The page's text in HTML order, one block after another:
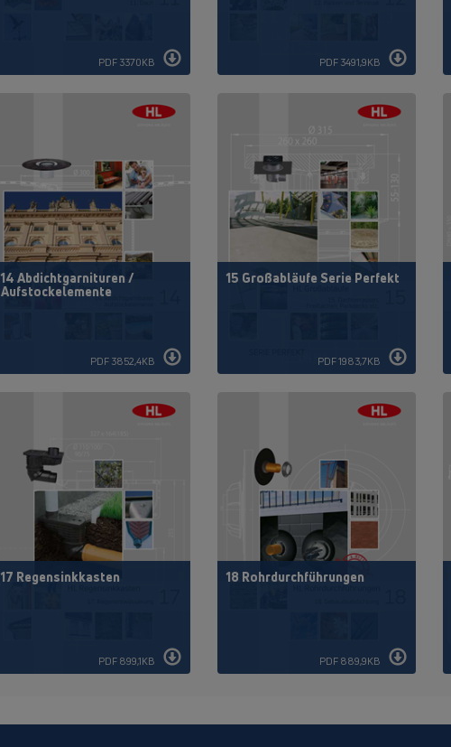
PDF 3370KB PDF 3491,9KB
14 Abdichtgarnituren /
Aufstockelemente
PDF 3852,4KB
15 Großabläufe Serie Perfekt
PDF 1983,7KB
17 Regensinkkasten
PDF 899,1KB
18 Rohrdurchführungen
PDF 889,9KB